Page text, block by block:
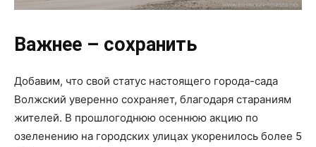
Важнее – сохранить
Добавим, что свой статус настоящего города-сада
Волжский уверенно сохраняет, благодаря стараниям
жителей. В прошлогоднюю осеннюю акцию по
озеленению на городских улицах укоренилось более 5